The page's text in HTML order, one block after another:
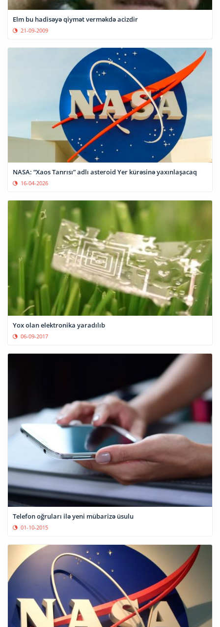
Elm bu hadisəyə qiymət verməkdə acizdir
21-09-2009
NASA: “Xaos Tanrısı” adlı asteroid Yer kürəsinə yaxınlaşacaq
16-04-2026
Yox olan elektronika yaradılıb
06-09-2017
Telefon oğruları ilə yeni mübarizə üsulu
01-10-2015